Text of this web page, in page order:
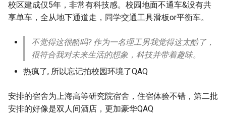
校区建成仅5年，非常有科技感。校园地面不通车&没有共
享单车，全从地下通道走，同学交通工具滑板or平衡车。
不觉得这很酷吗? 作为一名理工男我觉得这太酷了，
很符合我对未来生活的想象，科技并带着趣味。
热疯了, 所以忘记拍校园环境了QAQ
安排的宿舍为上海高等研究院宿舍，住宿体验不错，第二批
安排的好像是双人间酒店，更加豪华QAQ